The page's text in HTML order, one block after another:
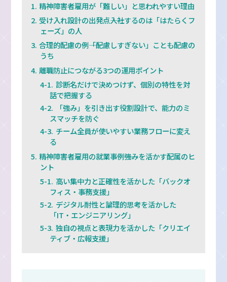
精神障害者雇用が「難しい」と思われやすい理由
受け入れ設計の出発点――入社するのは「はたらくフ
ェーズ」の人
合理的配慮の例――「配慮しすぎない」ことも配慮の
うち
離職防止につながる3つの運用ポイント
診断名だけで決めつけず、個別の特性を対
話で把握する
「強み」を引き出す役割設計で、能力のミ
スマッチを防ぐ
チーム全員が使いやすい業務フローに変え
る
精神障害者雇用の就業事例――強みを活かす配属のヒ
ント
高い集中力と正確性を活かした「バックオ
フィス・事務支援」
デジタル耐性と論理的思考を活かした
「IT・エンジニアリング」
独自の視点と表現力を活かした「クリエイ
ティブ・広報支援」